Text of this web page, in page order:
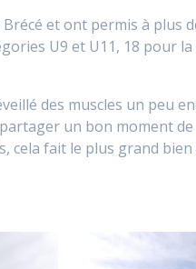
et ont permis à plus
U9 et U11, 18 pour
des muscles un peu
un bon moment
cela fait le plus grand bien